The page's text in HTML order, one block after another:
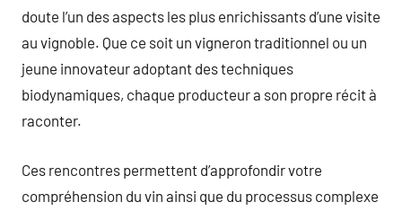
doute l’un des aspects les plus enrichissants d’une visite
au vignoble. Que ce soit un vigneron traditionnel ou un
jeune innovateur adoptant des techniques
biodynamiques, chaque producteur a son propre récit à
raconter.
Ces rencontres permettent d’approfondir votre
compréhension du vin ainsi que du processus complexe